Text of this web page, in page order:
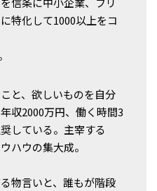
特化して1000以上をコ
と、欲しいものを自分
収2000万円、働く時間3
している。主宰する
ハウの集大成。
物言いと、誰もが階段